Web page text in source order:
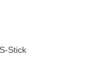
Stick